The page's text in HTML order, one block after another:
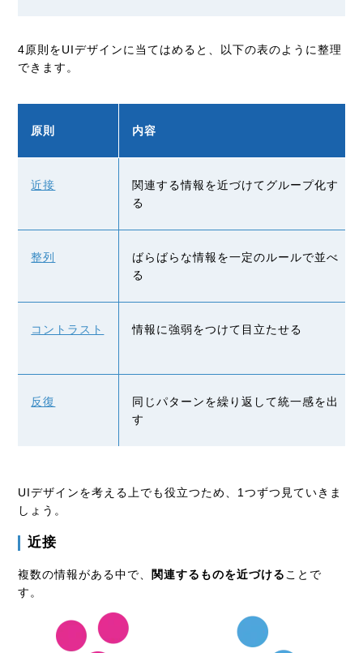
4原則をUIデザインに当てはめると、以下の表のように整理
できます。
原則 内容
近接
関連する情報を近づけてグループ化す
る
整列
ばらばらな情報を一定のルールで並べ
る
コントラスト 情報に強弱をつけて目立たせる
反復
同じパターンを繰り返して統一感を出
す
UIデザインを考える上でも役立つため、1つずつ見ていきま
しょう。
近接
複数の情報がある中で、 関連するものを近づける ことで
す。